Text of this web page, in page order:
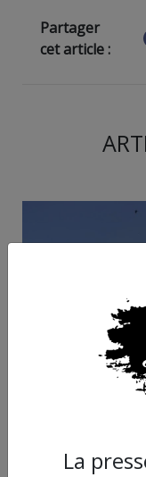
Partager
cet article :
La